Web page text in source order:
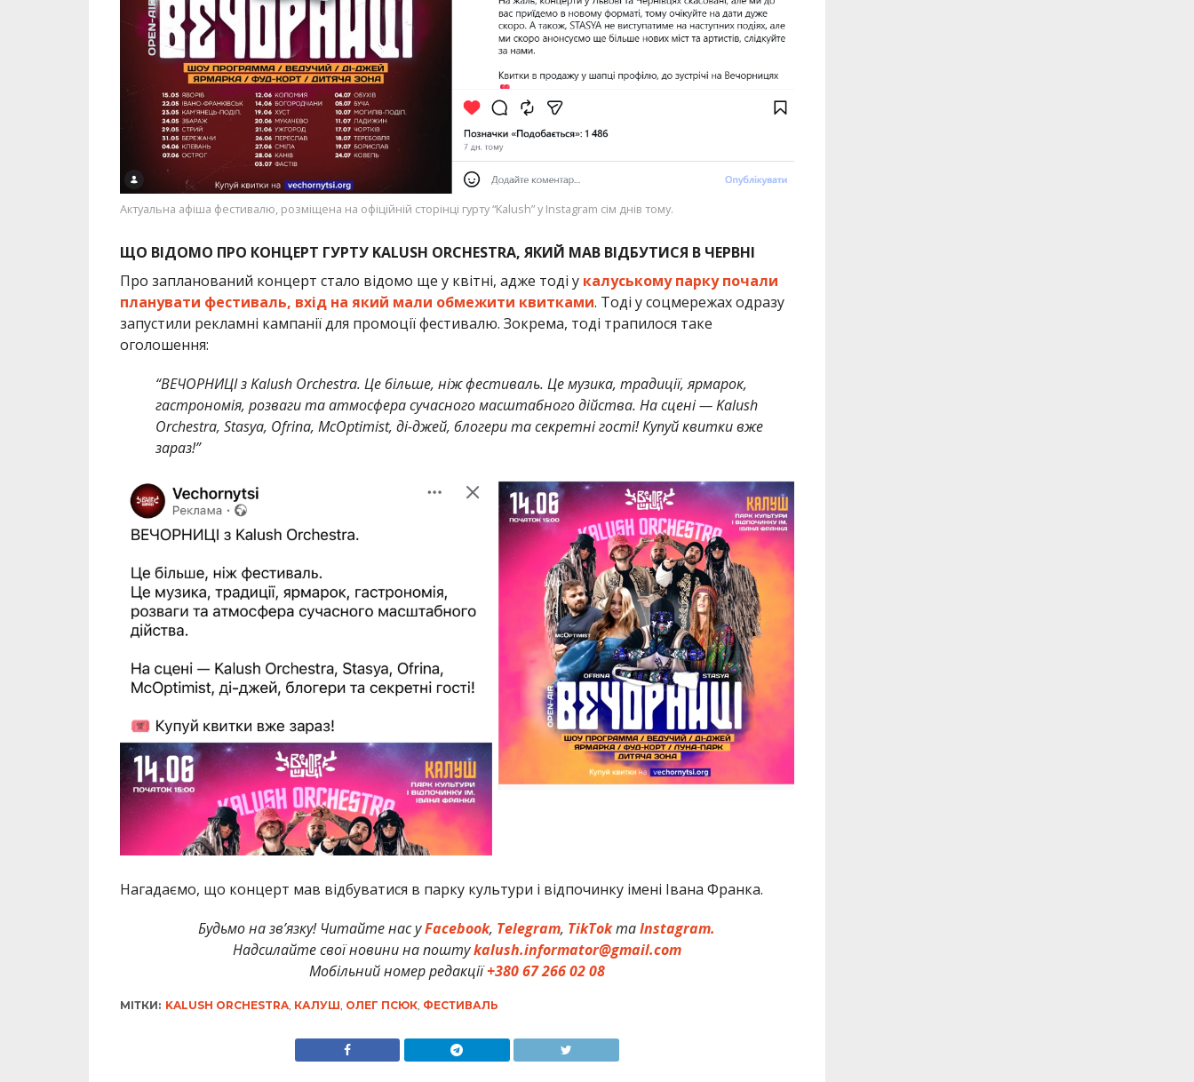
Актуальна афіша фестивалю, розміщена на офіційній сторінці гурту “Kalush” у Instagram сім днів тому.
ЩО ВІДОМО ПРО КОНЦЕРТ ГУРТУ KALUSH ORCHESTRA, ЯКИЙ МАВ ВІДБУТИСЯ В ЧЕРВНІ
Про запланований концерт стало відомо ще у квітні, адже тоді у калуському парку почали
планувати фестиваль, вхід на який мали обмежити квитками. Тоді у соцмережах одразу
запустили рекламні кампанії для промоції фестивалю. Зокрема, тоді трапилося таке
оголошення:
“ВЕЧОРНИЦІ з Kalush Orchestra. Це більше, ніж фестиваль. Це музика, традиції, ярмарок,
гастрономія, розваги та атмосфера сучасного масштабного дійства. На сцені — Kalush
Orchestra, Stasya, Ofrina, McOptimist, ді-джей, блогери та секретні гості! Купуй квитки вже
зараз!”
Нагадаємо, що концерт мав відбуватися в парку культури і відпочинку імені Івана Франка.
Будьмо на зв’язку! Читайте нас уFacebook, Telegram, TikTokтаInstagram.
Надсилайте свої новини на поштуkalush.informator@gmail.com
Мобільний номер редакції+380 67 266 02 08
МІТКИ: KALUSH ORCHESTRA, КАЛУШ ОЛЕГ ПСЮК, ФЕСТИВАЛЬ